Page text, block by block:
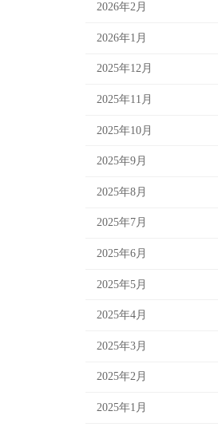
2026年2月
2026年1月
2025年12月
2025年11月
2025年10月
2025年9月
2025年8月
2025年7月
2025年6月
2025年5月
2025年4月
2025年3月
2025年2月
2025年1月